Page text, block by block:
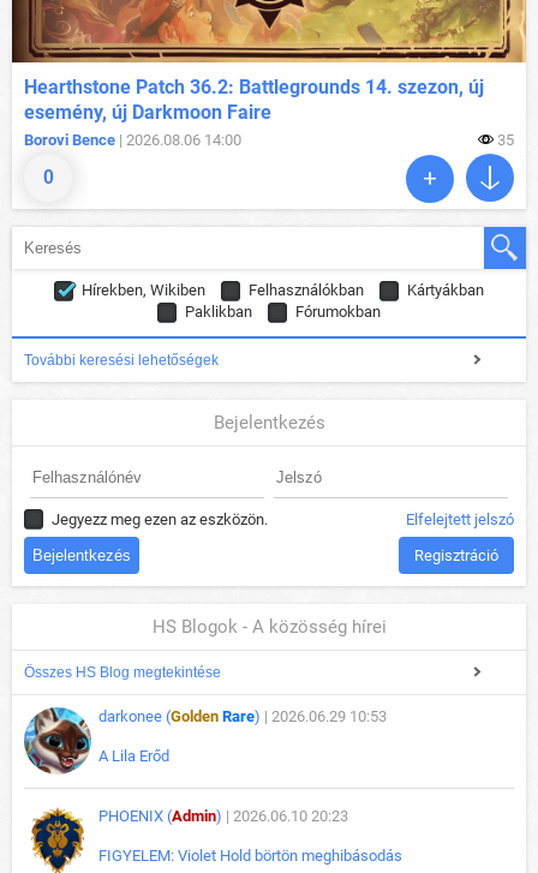
0
Hearthstone Patch 36.2: Battlegrounds 14. szezon, új
esemény, új Darkmoon Faire
Borovi Bence | 2026.08.06 14:00 35
Hírekben, Wikiben Felhasználókban
Kártyákban
Paklikban
Fórumokban
További keresési lehetőségek
Bejelentkezés
Jegyezz meg ezen az eszközön. Elfelejtett jelszó
Regisztráció
HS Blogok - A közösség hírei
Összes HS Blog megtekintése
darkonee (Golden Rare) | 2026.06.29 10:53
A Lila Erőd
PHOENIX (Admin) | 2026.06.10 20:23
FIGYELEM: Violet Hold börtön meghibásodás